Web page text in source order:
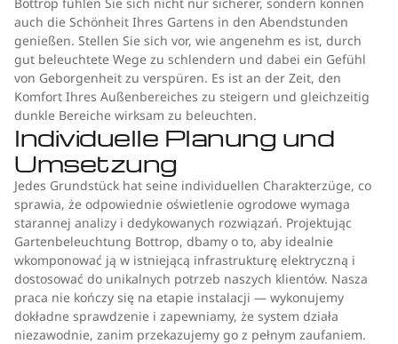
auch die Schönheit Ihres Gartens in den Abendstunden
genießen. Stellen Sie sich vor, wie angenehm es ist, durch
gut beleuchtete Wege zu schlendern und dabei ein Gefühl
von Geborgenheit zu verspüren. Es ist an der Zeit, den
Komfort Ihres Außenbereiches zu steigern und gleichzeitig
dunkle Bereiche wirksam zu beleuchten.
Individuelle Planung und
Umsetzung
Jedes Grundstück hat seine individuellen Charakterzüge, co
sprawia, że odpowiednie oświetlenie ogrodowe wymaga
starannej analizy i dedykowanych rozwiązań. Projektując
Gartenbeleuchtung Bottrop, dbamy o to, aby idealnie
wkomponować ją w istniejącą infrastrukturę elektryczną i
dostosować do unikalnych potrzeb naszych klientów. Nasza
praca nie kończy się na etapie instalacji — wykonujemy
dokładne sprawdzenie i zapewniamy, że system działa
niezawodnie, zanim przekazujemy go z pełnym zaufaniem.